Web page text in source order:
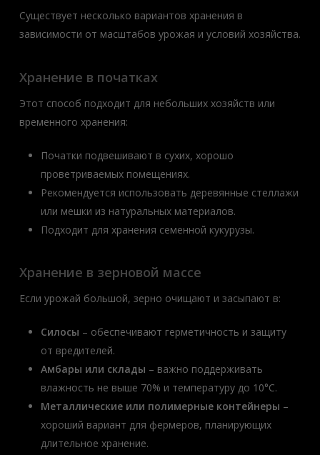
Существует несколько вариантов хранения в
зависимости от масштабов урожая и условий хозяйства.
Хранение в початках
Этот способ подходит для небольших хозяйств или
временного хранения:
Початки подвешивают в сухих, хорошо
проветриваемых помещениях.
Рекомендуется использовать деревянные стеллажи
или мешки из натуральных материалов.
Подходит для хранения семенной кукурузы.
Хранение в зерновой массе
Если урожай большой, зерно очищают и засыпают в:
Силосы – обеспечивают герметичность и защиту
от вредителей.
Амбары или склады – важно поддерживать
влажность не выше 70% и температуру до 10°C.
Металлические или полимерные контейнеры –
хороший вариант для фермеров, планирующих
длительное хранение.